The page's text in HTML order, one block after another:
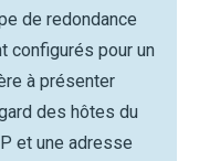
de redondance
configurés pour un
à présenter
des hôtes du
et une adresse